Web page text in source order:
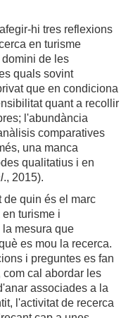
hi tres reflexions
en turisme
de les
quals sovint
que en condiciona
quant a recollir
l'abundància
comparatives
una manca
qualitatius i en
., 2015).
de quin és el marc
turisme i
mesura que
es mou la recerca.
i preguntes es fan
cal abordar les
associades a la
l'activitat de recerca